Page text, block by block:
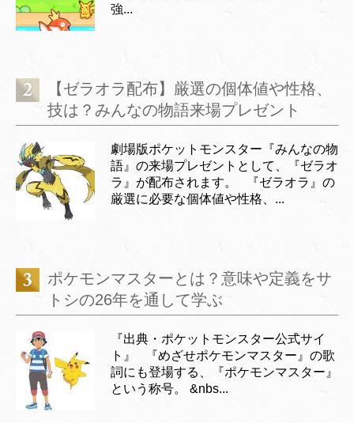
強...
【ゼラオラ配布】厳選の個体値や性格、
技は？みんなの物語来場プレゼント
劇場版ポケットモンスター『みんなの物
語』の来場プレゼントとして、『ゼラオ
ラ』が配布されます。 『ゼラオラ』の
厳選に必要な個体値や性格、...
ポケモンマスターとは？意味や定義をサ
トシの26年を通して学ぶ
『出典・ポケットモンスター公式サイ
ト』 『めざせポケモンマスター』の歌
詞にも登場する、『ポケモンマスター』
という称号。 &nbs...